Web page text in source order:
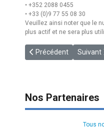
• +352 2088 0455
• +33 (0)9 77 55 08 30
Veuillez ainsi noter que le
plus actif et ne sera plus
Article précédent :
Précédent Article
Suivant
Nos Partenaires
Tous